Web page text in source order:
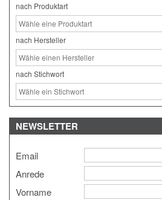
nach Produktart
nach Hersteller
nach Stichwort
NEWSLETTER
Email
Anrede
Vorname